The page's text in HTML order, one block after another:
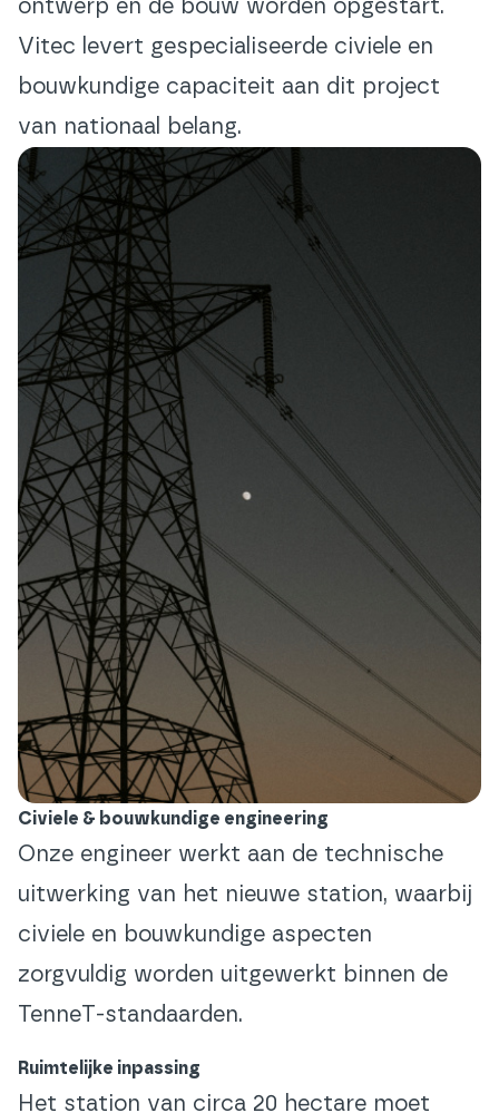
ontwerp en de bouw worden opgestart.
Vitec levert gespecialiseerde civiele en
bouwkundige capaciteit aan dit project
van nationaal belang.
Civiele & bouwkundige engineering
Onze engineer werkt aan de technische
uitwerking van het nieuwe station, waarbij
civiele en bouwkundige aspecten
zorgvuldig worden uitgewerkt binnen de
TenneT-standaarden.
Ruimtelijke inpassing
Het station van circa 20 hectare moet